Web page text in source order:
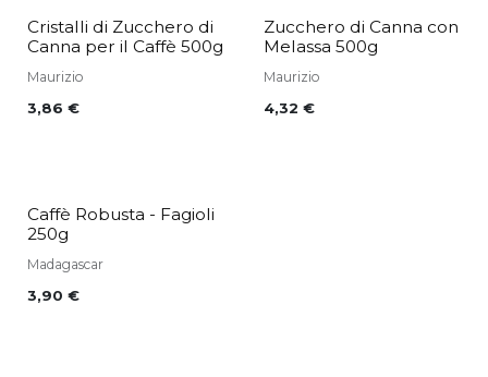
Cristalli di Zucchero di
Canna per il Caffè 500g
Maurizio
3,86 €
Zucchero di Canna con
Melassa 500g
Maurizio
4,32 €
Caffè Robusta - Fagioli
250g
Madagascar
3,90 €